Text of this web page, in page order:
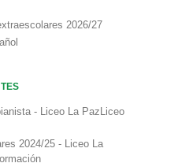
2026/27
- Liceo La PazLiceo
2024/25 - Liceo La